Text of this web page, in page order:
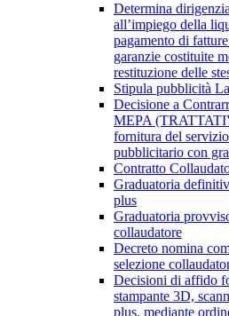
Determina
all’impiego della
pagamento di
garanzie costituite
restituzione delle
Stipula pubblicità
Decisione a
MEPA
fornitura del
pubblicitario con
Contratto
Graduatoria
plus
Graduatoria
collaudatore
Decreto nomina
selezione
Decisioni di affido
stampante 3D,
plus. mediante